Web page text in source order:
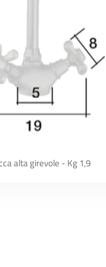
alta girevole - Kg 1,9